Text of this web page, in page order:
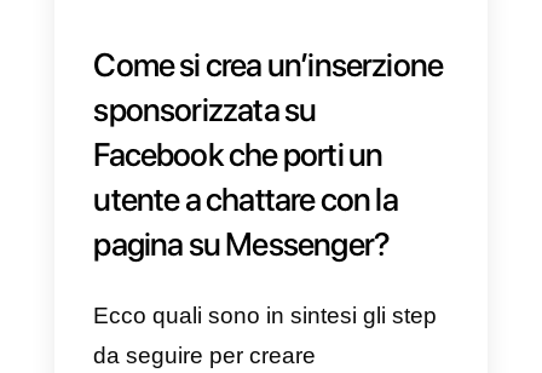
In questa breve guida andiamo a
capire step by step come creare
una pubblicità su Facebook che
abbia come principale scopo
proprio quello di portare il cliente
ad iniziare una chat che possa
poi guidarlo, in maniera